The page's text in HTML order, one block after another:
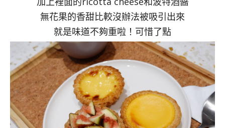
無花果的香甜比較沒辦法被吸引出來
就是味道不夠重啦！可惜了點